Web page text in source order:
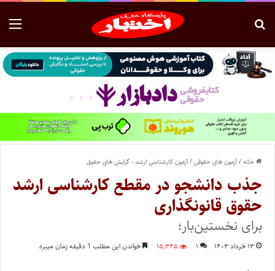
خانه/آزمون های حقوقی/آزمون کارشناسی ارشد - گرایش های حقوق
جذب دانشجو در مقطع کارشناسی ارشد
حقوق قانونگذاری
برای نخستین‌بار؛
۱۳ خرداد ۱۴۰۳ ۱ ۱۵,۳۴۵ خواندن این مطلب 1 دقیقه زمان میبرد